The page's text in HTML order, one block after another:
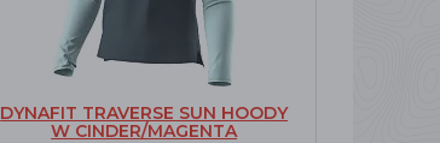
DYNAFIT TRAVERSE SUN HOODY
W CINDER/MAGENTA